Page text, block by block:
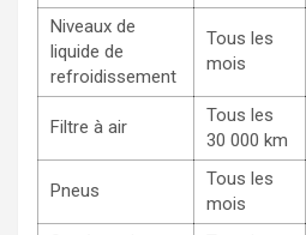
Niveaux de
liquide de
refroidissement
Tous les
mois
Filtre à air
Tous les
30 000 km
Pneus
Tous les
mois